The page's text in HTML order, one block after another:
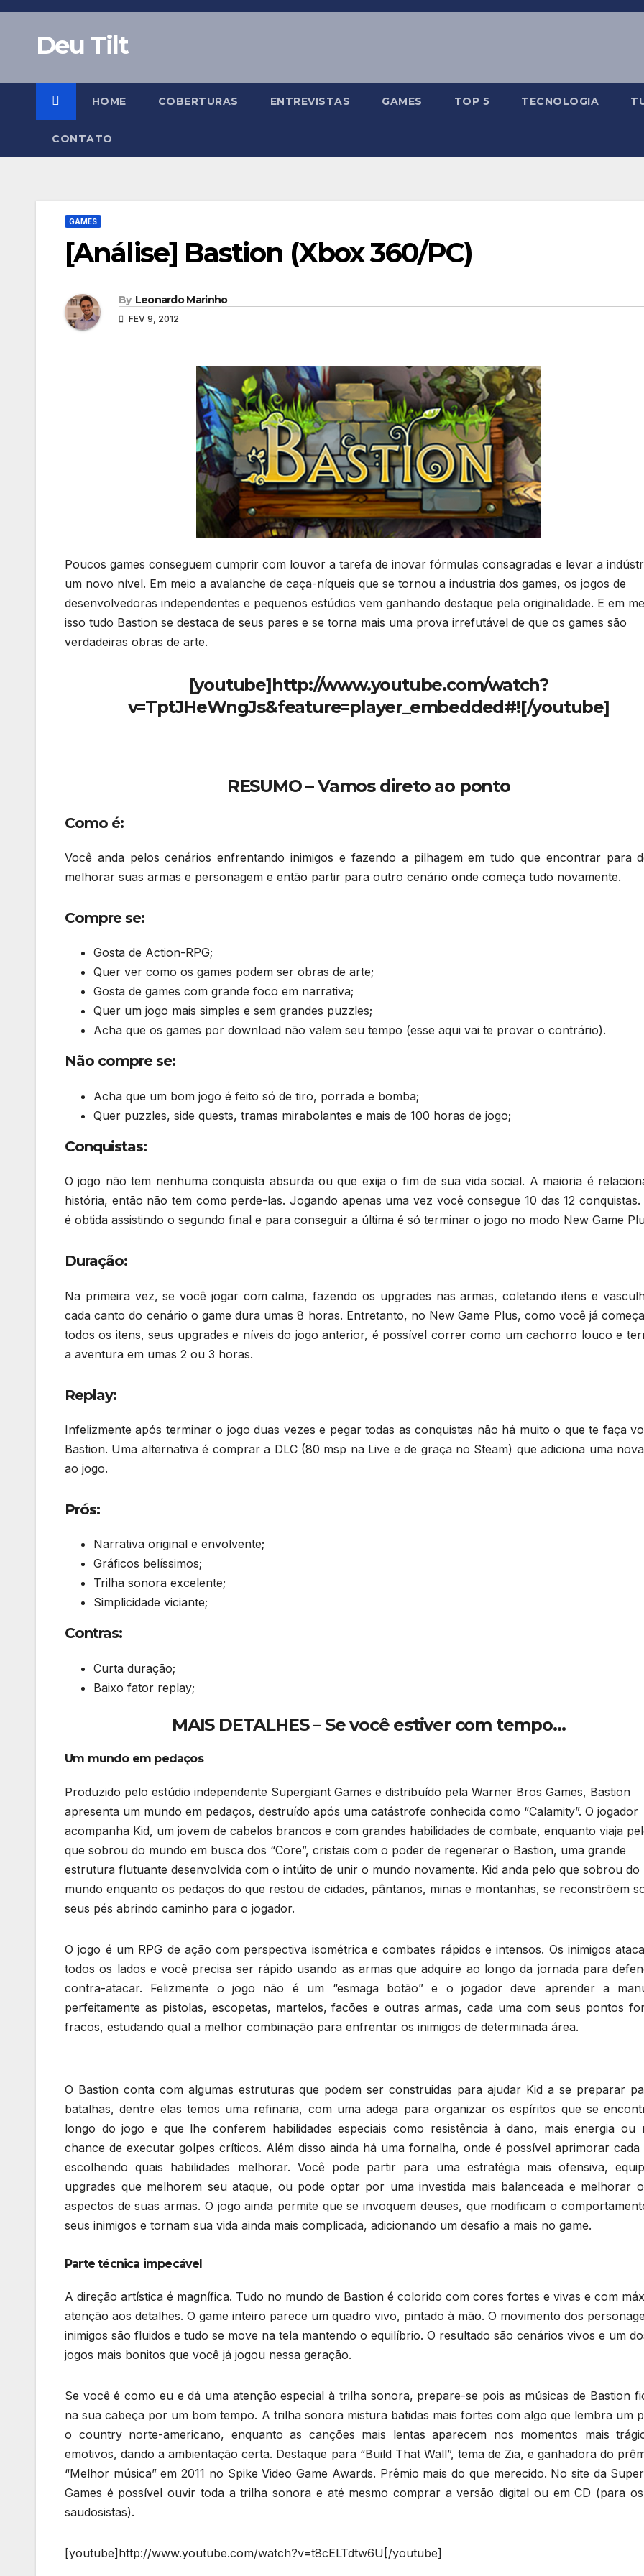
Skip
contentDeu Tilt
HOME COBERTURAS ENTREVISTAS GAMES TOP 5 TECNOLOGIA
CONTATO
GAMES
[Análise] Bastion (Xbox 360/PC)
By Leonardo Marinho
FEV 9, 2012
Poucos games conseguem cumprir com louvor a tarefa de inovar fórmulas consagradas e levar a
um novo nível. Em meio a avalanche de caça-níqueis que se tornou a industria dos games, os jogos de
desenvolvedoras independentes e pequenos estúdios vem ganhando destaque pela originalidade. E em
isso tudo Bastion se destaca de seus pares e se torna mais uma prova irrefutável de que os games são
verdadeiras obras de arte.
[youtube]http://www.youtube.com/watch?
v=TptJHeWngJs&feature=player_embedded#![/youtube]
RESUMO – Vamos direto ao ponto
Como é:
Você anda pelos cenários enfrentando inimigos e fazendo a pilhagem em tudo que encontrar para
melhorar suas armas e personagem e então partir para outro cenário onde começa tudo novamente.
Compre se:
Gosta de Action-RPG;
Quer ver como os games podem ser obras de arte;
Gosta de games com grande foco em narrativa;
Quer um jogo mais simples e sem grandes puzzles;
Acha que os games por download não valem seu tempo (esse aqui vai te provar o contrário).
Não compre se:
Acha que um bom jogo é feito só de tiro, porrada e bomba;
Quer puzzles, side quests, tramas mirabolantes e mais de 100 horas de jogo;
Conquistas:
O jogo não tem nenhuma conquista absurda ou que exija o fim de sua vida social. A maioria é
história, então não tem como perde-las. Jogando apenas uma vez você consegue 10 das 12 conquistas.
é obtida assistindo o segundo final e para conseguir a última é só terminar o jogo no modo New Game
Duração:
Na primeira vez, se você jogar com calma, fazendo os upgrades nas armas, coletando itens e
cada canto do cenário o game dura umas 8 horas. Entretanto, no New Game Plus, como você já
todos os itens, seus upgrades e níveis do jogo anterior, é possível correr como um cachorro louco e
a aventura em umas 2 ou 3 horas.
Replay:
Infelizmente após terminar o jogo duas vezes e pegar todas as conquistas não há muito o que te faça
Bastion. Uma alternativa é comprar a DLC (80 msp na Live e de graça no Steam) que adiciona uma
ao jogo.
Prós:
Narrativa original e envolvente;
Gráficos belíssimos;
Trilha sonora excelente;
Simplicidade viciante;
Contras:
Curta duração;
Baixo fator replay;
MAIS DETALHES – Se você estiver com tempo…
Um mundo em pedaços
Produzido pelo estúdio independente Supergiant Games e distribuído pela Warner Bros Games, Bastion
apresenta um mundo em pedaços, destruído após uma catástrofe conhecida como “Calamity”. O jogador
acompanha Kid, um jovem de cabelos brancos e com grandes habilidades de combate, enquanto viaja
que sobrou do mundo em busca dos “Core”, cristais com o poder de regenerar o Bastion, uma grande
estrutura flutuante desenvolvida com o intúito de unir o mundo novamente. Kid anda pelo que sobrou do
mundo enquanto os pedaços do que restou de cidades, pântanos, minas e montanhas, se reconstrõem
seus pés abrindo caminho para o jogador.
O jogo é um RPG de ação com perspectiva isométrica e combates rápidos e intensos. Os inimigos
todos os lados e você precisa ser rápido usando as armas que adquire ao longo da jornada para
contra-atacar. Felizmente o jogo não é um “esmaga botão” e o jogador deve aprender a
perfeitamente as pistolas, escopetas, martelos, facões e outras armas, cada uma com seus pontos
fracos, estudando qual a melhor combinação para enfrentar os inimigos de determinada área.
O Bastion conta com algumas estruturas que podem ser construidas para ajudar Kid a se preparar
batalhas, dentre elas temos uma refinaria, com uma adega para organizar os espíritos que se
longo do jogo e que lhe conferem habilidades especiais como resistência à dano, mais energia ou
chance de executar golpes críticos. Além disso ainda há uma fornalha, onde é possível aprimorar cada
escolhendo quais habilidades melhorar. Você pode partir para uma estratégia mais ofensiva,
upgrades que melhorem seu ataque, ou pode optar por uma investida mais balanceada e melhorar
aspectos de suas armas. O jogo ainda permite que se invoquem deuses, que modificam o
seus inimigos e tornam sua vida ainda mais complicada, adicionando um desafio a mais no game.
Parte técnica impecável
A direção artística é magnífica. Tudo no mundo de Bastion é colorido com cores fortes e vivas e com
atenção aos detalhes. O game inteiro parece um quadro vivo, pintado à mão. O movimento dos
inimigos são fluidos e tudo se move na tela mantendo o equilíbrio. O resultado são cenários vivos e um
jogos mais bonitos que você já jogou nessa geração.
Se você é como eu e dá uma atenção especial à trilha sonora, prepare-se pois as músicas de Bastion
na sua cabeça por um bom tempo. A trilha sonora mistura batidas mais fortes com algo que lembra um
o country norte-americano, enquanto as canções mais lentas aparecem nos momentos mais
emotivos, dando a ambientação certa. Destaque para “Build That Wall”, tema de Zia, e ganhadora do
“Melhor música” em 2011 no Spike Video Game Awards. Prêmio mais do que merecido. No site da
Games é possível ouvir toda a trilha sonora e até mesmo comprar a versão digital ou em CD (para os
saudosistas).
[youtube]http://www.youtube.com/watch?v=t8cELTdtw6U[/youtube]